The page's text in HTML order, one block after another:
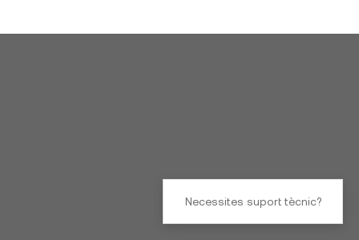
Necessites suport tècnic?